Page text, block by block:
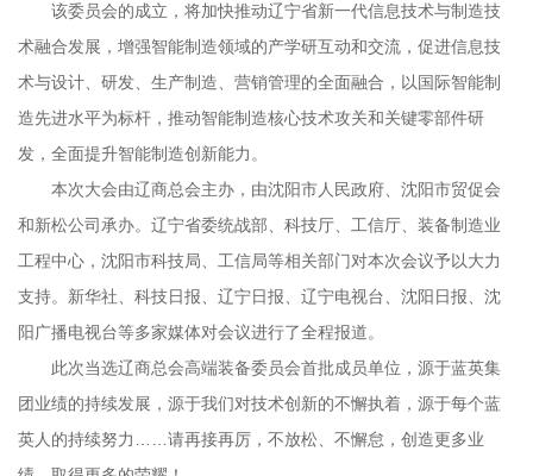
该委员会的成立，将加快推动辽宁省新一代信息技术与制造技
术融合发展，增强智能制造领域的产学研互动和交流，促进信息技
术与设计、研发、生产制造、营销管理的全面融合，以国际智能制
造先进水平为标杆，推动智能制造核心技术攻关和关键零部件研
发，全面提升智能制造创新能力。
本次大会由辽商总会主办，由沈阳市人民政府、沈阳市贸促会
和新松公司承办。辽宁省委统战部、科技厅、工信厅、装备制造业
工程中心，沈阳市科技局、工信局等相关部门对本次会议予以大力
支持。新华社、科技日报、辽宁日报、辽宁电视台、沈阳日报、沈
阳广播电视台等多家媒体对会议进行了全程报道。
此次当选辽商总会高端装备委员会首批成员单位，源于蓝英集
团业绩的持续发展，源于我们对技术创新的不懈执着，源于每个蓝
英人的持续努力……请再接再厉，不放松、不懈怠，创造更多业